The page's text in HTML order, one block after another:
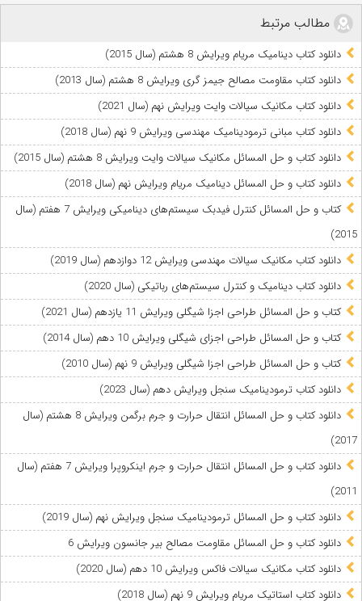
مطالب مرتبط
دانلود کتاب دینامیک مریام ویرایش 8 هشتم (سال 2015)
دانلود کتاب مقاومت مصالح جیمز گری ویرایش 8 هشتم (سال 2013)
دانلود کتاب مکانیک سیالات وایت ویرایش نهم (سال 2021)
دانلود کتاب مبانی ترمودینامیک مهندسی ویرایش 9 نهم (سال 2018)
دانلود کتاب و حل المسائل مکانیک سیالات وایت ویرایش 8 هشتم (سال 2015)
دانلود کتاب و حل المسائل دینامیک مریام ویرایش نهم (سال 2018)
کتاب و حل المسائل کنترل فیدبک سیستم‌های دینامیکی ویرایش 7 هفتم (سال
2015)
دانلود کتاب مکانیک سیالات مهندسی ویرایش 12 دوازدهم (سال 2019)
دانلود کتاب دینامیک و کنترل سیستم‌های رباتیکی (سال 2020)
کتاب و حل المسائل طراحی اجزا شیگلی ویرایش 11 یازدهم (سال 2021)
کتاب و حل المسائل طراحی اجزای شیگلی ویرایش 10 دهم (سال 2014)
کتاب و حل المسائل طراحی اجزا شیگلی ویرایش 9 نهم (سال 2010)
دانلود کتاب ترمودینامیک سنجل ویرایش دهم (سال 2023)
دانلود کتاب و حل المسائل انتقال حرارت و جرم برگمن ویرایش 8 هشتم (سال
2017)
دانلود کتاب و حل المسائل انتقال حرارت و جرم اینکروپرا ویرایش 7 هفتم (سال
2011)
دانلود کتاب و حل المسائل ترمودینامیک سنجل ویرایش نهم (سال 2019)
دانلود کتاب و حل المسائل مقاومت مصالح بیر جانسون ویرایش 6
دانلود کتاب مکانیک سیالات فاکس ویرایش 10 دهم (سال 2020)
دانلود کتاب استاتیک مریام ویرایش 9 نهم (سال 2018)